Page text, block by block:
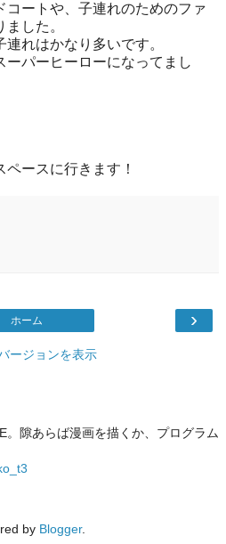
コートや、子連れのためのファ
した。
れはかなり多いです。
ーパーヒーローになってまし
ースに行きます！
›
ホーム
ージョンを表示
隙あらば漫画を描くか、プログラム
by Blogger.